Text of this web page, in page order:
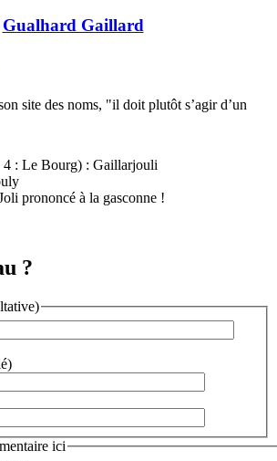
Gualhard Gaillard
site des noms, "il doit plutôt s’agir d’un
: Le Bourg) : Gaillarjouli
prononcé à la gasconne !
?
ici